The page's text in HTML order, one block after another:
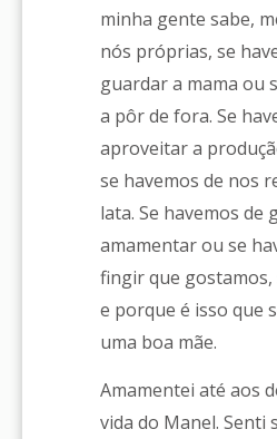
minha gente sabe,
nós próprias, se
guardar a mama ou
a pôr de fora. Se
aproveitar a
se havemos de nos
lata. Se havemos de
amamentar ou se
fingir que
e porque é isso que
uma boa mãe.
Amamentei até aos
vida do Manel. Senti